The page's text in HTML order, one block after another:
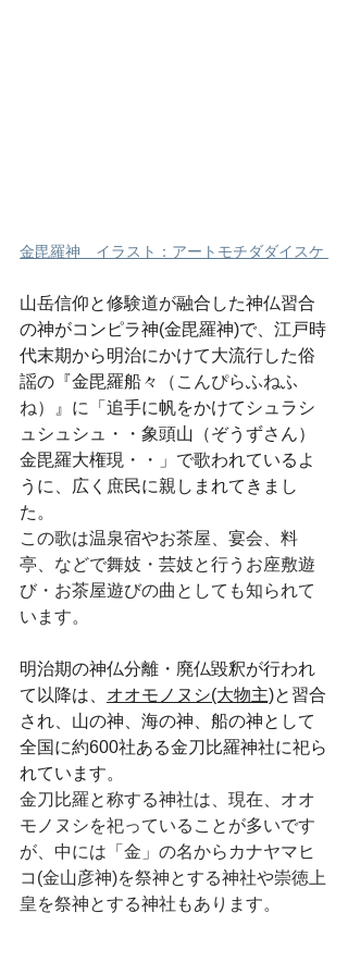
金毘羅神 イラスト：アートモチダダイスケ
山岳信仰と修験道が融合した神仏習合
の神がコンピラ神(金毘羅神)で、江戸時
代末期から明治にかけて大流行した俗
謡の『金毘羅船々
（こんぴらふねふ
ね）
』に「追手に帆をかけてシュラシ
ュシュシュ・・象頭山（ぞうずさん）
金毘羅大権現・・」で歌われているよ
うに、広く庶民に親しまれてきまし
た。
この歌は温泉宿やお茶屋、宴会、料
亭、などで舞妓・芸妓と行うお座敷遊
び・お茶屋遊びの曲としても知られて
います。
明治期の神仏分離・廃仏毀釈が行われ
て以降は、 オオモノヌシ(大物主)と習合
され、山の神、海の神、船の神として
全国に約600社ある金刀比羅神社に祀ら
れています。
金刀比羅と称する神社は、現在、オオ
モノヌシを祀っていることが多いです
が、中には「金」の名からカナヤマヒ
コ(金山彦神)を祭神とする神社や崇徳上
皇を祭神とする神社もあります。